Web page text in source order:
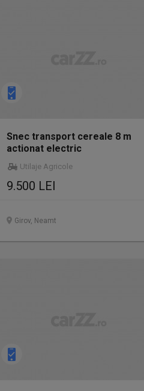
Snec transport cereale 8 m
actionat electric
Utilaje Agricole
9.500 LEI
Girov, Neamt